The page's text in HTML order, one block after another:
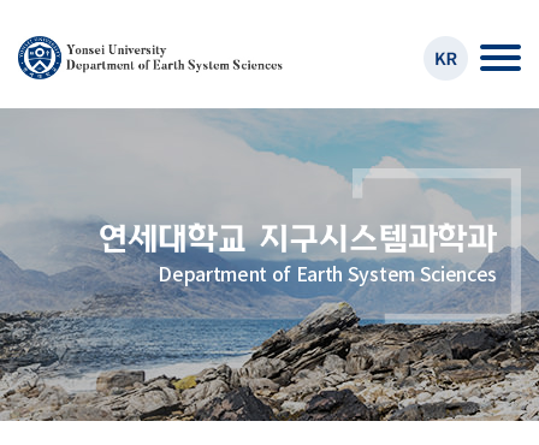
Department of Earth System Sciences